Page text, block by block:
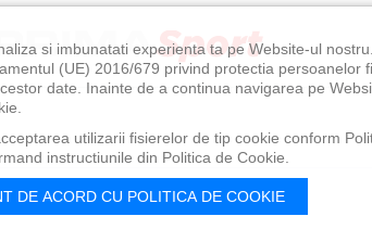
si imbunatati experienta ta pe Website-ul
(UE) 2016/679 privind protectia persoanelor
date. Inainte de a continua navigarea pe
utilizarii fisierelor de tip cookie conform
instructiunile din Politica de Cookie.
DE ACORD CU POLITICA DE COOKIE